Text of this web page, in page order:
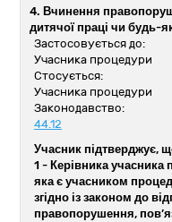
4. Вчинення
дитячої праці чи будь-
Застосовується до:
Учасника процедури
Стосується:
Учасника процедури
Законодавство:
44.12
Учасник підтверджує,
1 - Керівника учасника
яка є учасником
згідно із законом до
правопорушення,